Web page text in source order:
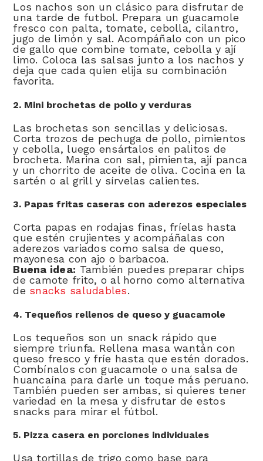
Los nachos son un clásico para disfrutar de
una tarde de futbol. Prepara un guacamole
fresco con palta, tomate, cebolla, cilantro,
jugo de limón y sal. Acompáñalo con un pico
de gallo que combine tomate, cebolla y ají
limo. Coloca las salsas junto a los nachos y
deja que cada quien elija su combinación
favorita.
2. Mini brochetas de pollo y verduras
Las brochetas son sencillas y deliciosas.
Corta trozos de pechuga de pollo, pimientos
y cebolla, luego ensártalos en palitos de
brocheta. Marina con sal, pimienta, ají panca
y un chorrito de aceite de oliva. Cocina en la
sartén o al grill y sírvelas calientes.
3. Papas fritas caseras con aderezos especiales
Corta papas en rodajas finas, fríelas hasta
que estén crujientes y acompáñalas con
aderezos variados como salsa de queso,
mayonesa con ajo o barbacoa.
Buena idea: También puedes preparar chips
de camote frito, o al horno como alternativa
de snacks saludables.
4. Tequeños rellenos de queso y guacamole
Los tequeños son un snack rápido que
siempre triunfa. Rellena masa wantán con
queso fresco y fríe hasta que estén dorados.
Combínalos con guacamole o una salsa de
huancaína para darle un toque más peruano.
También pueden ser ambas, si quieres tener
variedad en la mesa y disfrutar de estos
snacks para mirar el fútbol.
5. Pizza casera en porciones individuales
Usa tortillas de trigo como base para